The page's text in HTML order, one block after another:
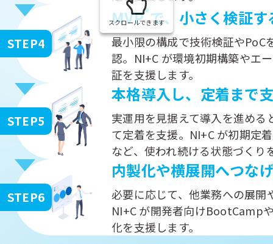
STEP4
MVP*で、小さく検証す
最小限の構成で技術検証やPoC
認。NI+C が環境初期構築やエ
証を支援します。
STEP5
本格導入し、定着まで
実運用を見据えて導入を進め
て定着を支援。NI+C が初期定
など、使われ続ける状態づくり
STEP6
内製化や横展開へつな
必要に応じて、他業務への展開
NI+C が開発者向けBootCamp
化を支援します。
スクロールできます